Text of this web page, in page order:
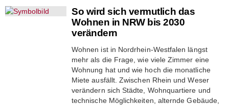
So wird sich vermutlich das
Wohnen in NRW bis 2030
verändern
Wohnen ist in Nordrhein-Westfalen längst
mehr als die Frage, wie viele Zimmer eine
Wohnung hat und wie hoch die monatliche
Miete ausfällt. Zwischen Rhein und Weser
verändern sich Städte, Wohnquartiere und
technische Möglichkeiten, alternde Gebäude,